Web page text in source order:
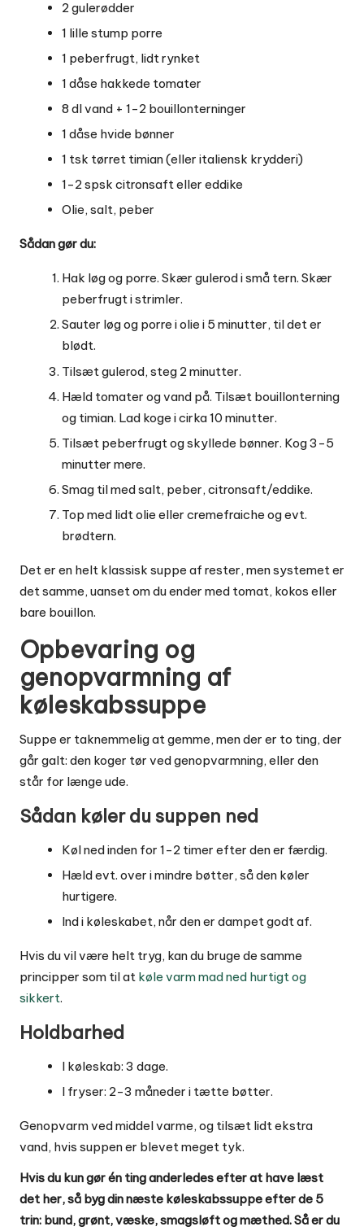
2 gulerødder
1 lille stump porre
1 peberfrugt, lidt rynket
1 dåse hakkede tomater
8 dl vand + 1-2 bouillonterninger
1 dåse hvide bønner
1 tsk tørret timian (eller italiensk krydderi)
1-2 spsk citronsaft eller eddike
Olie, salt, peber
Sådan gør du:
Hak løg og porre. Skær gulerod i små tern. Skær
peberfrugt i strimler.
Sauter løg og porre i olie i 5 minutter, til det er
blødt.
Tilsæt gulerod, steg 2 minutter.
Hæld tomater og vand på. Tilsæt bouillonterning
og timian. Lad koge i cirka 10 minutter.
Tilsæt peberfrugt og skyllede bønner. Kog 3-5
minutter mere.
Smag til med salt, peber, citronsaft/eddike.
Top med lidt olie eller cremefraiche og evt.
brødtern.
Det er en helt klassisk suppe af rester, men systemet er
det samme, uanset om du ender med tomat, kokos eller
bare bouillon.
Opbevaring og
genopvarmning af
køleskabssuppe
Suppe er taknemmelig at gemme, men der er to ting, der
går galt: den koger tør ved genopvarmning, eller den
står for længe ude.
Sådan køler du suppen ned
Køl ned inden for 1-2 timer efter den er færdig.
Hæld evt. over i mindre bøtter, så den køler
hurtigere.
Ind i køleskabet, når den er dampet godt af.
Hvis du vil være helt tryg, kan du bruge de samme
principper som til at køle varm mad ned hurtigt og
sikkert.
Holdbarhed
I køleskab: 3 dage.
I fryser: 2-3 måneder i tætte bøtter.
Genopvarm ved middel varme, og tilsæt lidt ekstra
vand, hvis suppen er blevet meget tyk.
Hvis du kun gør én ting anderledes efter at have læst
det her, så byg din næste køleskabssuppe efter de 5
trin: bund, grønt, væske, smagsløft og mæthed. Så er du